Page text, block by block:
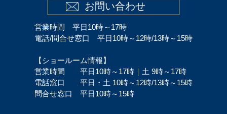
お問い合わせ
営業時間 平日10時～17時
電話/問合せ窓口 平日10時～12時/13時～15時
【ショールーム情報】
営業時間 平日10時～17時｜土 9時～17時
電話窓口 平日・土 10時～12時/13時～15時
問合せ窓口 平日10時～15時